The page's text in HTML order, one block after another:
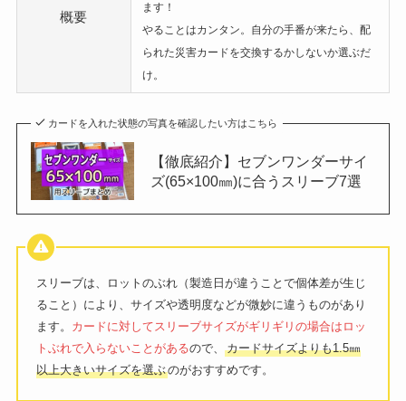
概要
ます！
やることはカンタン。自分の手番が来たら、配
られた災害カードを交換するかしないか選ぶだ
け。
カードを入れた状態の写真を確認したい方はこちら
【徹底紹介】セブンワンダーサイ
ズ(65×100㎜)に合うスリーブ7選
スリーブは、ロットのぶれ（製造日が違うことで個体差が生じ
ること）により、サイズや透明度などが微妙に違うものがあり
ます。 カードに対してスリーブサイズがギリギリの場合はロッ
トぶれで入らないことがあるので、カードサイズよりも1.5㎜
以上大きいサイズを選ぶのがおすすめです。